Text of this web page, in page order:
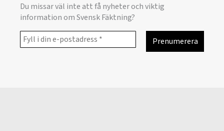
Du missar väl inte att få nyheter och viktig
information om Svensk Fäktning?